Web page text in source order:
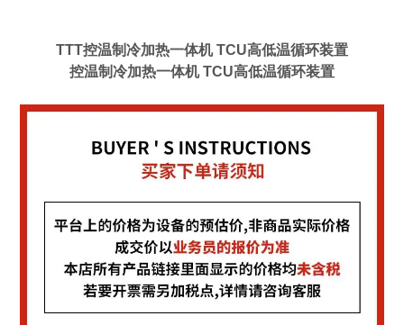
TTT控温制冷加热一体机 TCU高低温循环装置
控温制冷加热一体机 TCU高低温循环装置